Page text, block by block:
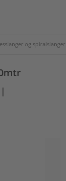
og spiralslanger
|